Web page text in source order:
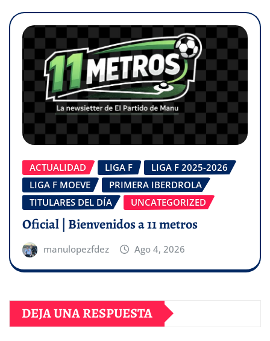
ACTUALIDAD LIGA F
LIGA F 2025-2026
LIGA F MOEVE
PRIMERA IBERDROLA
TITULARES DEL DÍA
UNCATEGORIZED
Oficial | Bienvenidos a 11 metros
manulopezfdez Ago 4, 2026
DEJA UNA RESPUESTA